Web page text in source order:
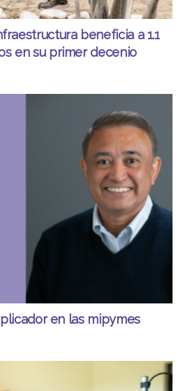
beneficia a 1.1
en su primer decenio
en las mipymes